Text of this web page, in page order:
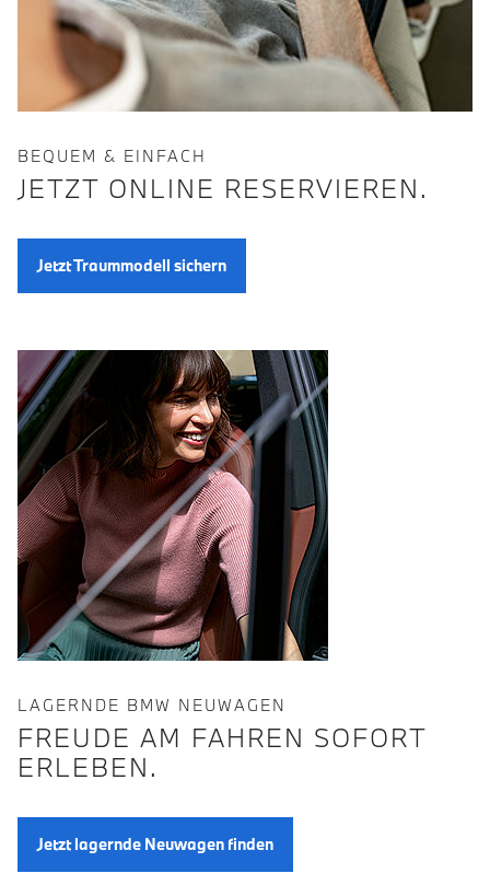
BEQUEM & EINFACH
JETZT ONLINE RESERVIEREN.
Jetzt Traummodell sichern
LAGERNDE BMW NEUWAGEN
FREUDE AM FAHREN SOFORT
ERLEBEN.
Jetzt lagernde Neuwagen finden